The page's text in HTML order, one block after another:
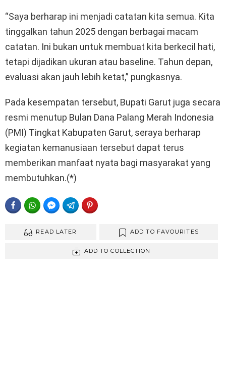
“Saya berharap ini menjadi catatan kita semua. Kita
tinggalkan tahun 2025 dengan berbagai macam
catatan. Ini bukan untuk membuat kita berkecil hati,
tetapi dijadikan ukuran atau baseline. Tahun depan,
evaluasi akan jauh lebih ketat,” pungkasnya.
Pada kesempatan tersebut, Bupati Garut juga secara
resmi menutup Bulan Dana Palang Merah Indonesia
(PMI) Tingkat Kabupaten Garut, seraya berharap
kegiatan kemanusiaan tersebut dapat terus
memberikan manfaat nyata bagi masyarakat yang
membutuhkan.(*)
FACEBOOKWHATSAPPFACEBOOK MESSENGER
TELEGRAM
READ LATER ADD TO FAVOURITES
ADD TO COLLECTION